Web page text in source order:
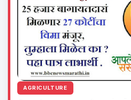
AGRICULTURE